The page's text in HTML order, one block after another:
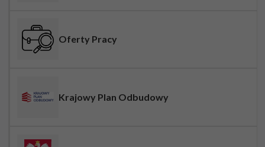
Oferty Pracy
Krajowy Plan Odbudowy